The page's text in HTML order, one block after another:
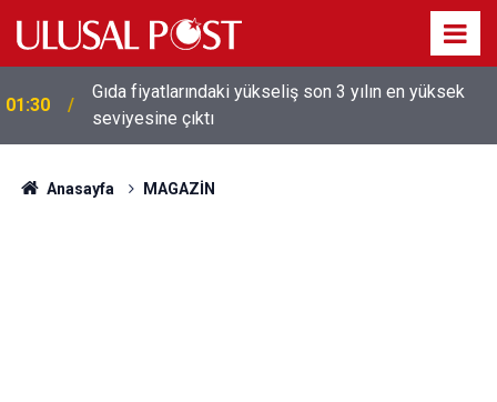
01:30
Gıda fiyatlarındaki yükseliş son 3 yılın en yüksek
seviyesine çıktı
01:26
Galatasaray'dan sekiz kişi hakkında savcılığa suç
duyurusu
Anasayfa MAGAZİN